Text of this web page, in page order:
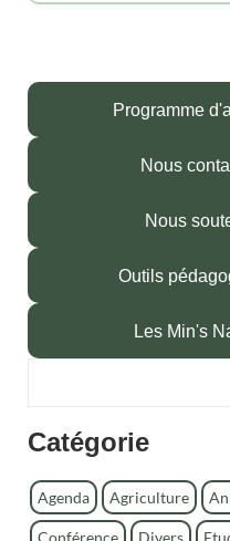
Programme
Nous
Nous
Outils
Les Min's
h
r
c
Catégorie
Agenda Agriculture
Conférence Divers